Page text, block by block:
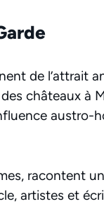
de l’attrait
châteaux à
racontent
artistes et